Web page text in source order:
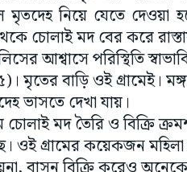
নিয়ে যেতে দেওয়া
চোলাই মদ বের করে
আশ্বাসে পরিস্থিতি
বাড়ি ওই গ্রামেই।
ভাসতে দেখা যায়।
মদ তৈরি ও বিক্রি
ওই গ্রামের কয়েকজন